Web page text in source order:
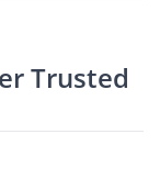
Trusted